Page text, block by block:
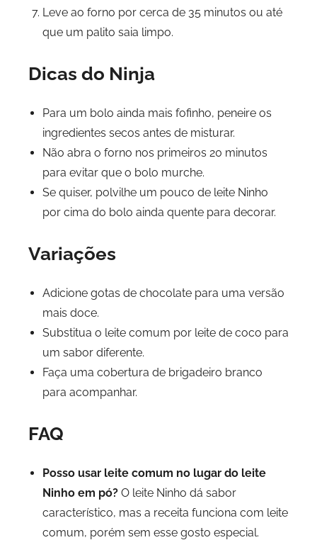
Leve ao forno por cerca de 35 minutos ou até
que um palito saia limpo.
Dicas do Ninja
Para um bolo ainda mais fofinho, peneire os
ingredientes secos antes de misturar.
Não abra o forno nos primeiros 20 minutos
para evitar que o bolo murche.
Se quiser, polvilhe um pouco de leite Ninho
por cima do bolo ainda quente para decorar.
Variações
Adicione gotas de chocolate para uma versão
mais doce.
Substitua o leite comum por leite de coco para
um sabor diferente.
Faça uma cobertura de brigadeiro branco
para acompanhar.
FAQ
Posso usar leite comum no lugar do leite
Ninho em pó? O leite Ninho dá sabor
característico, mas a receita funciona com leite
comum, porém sem esse gosto especial.